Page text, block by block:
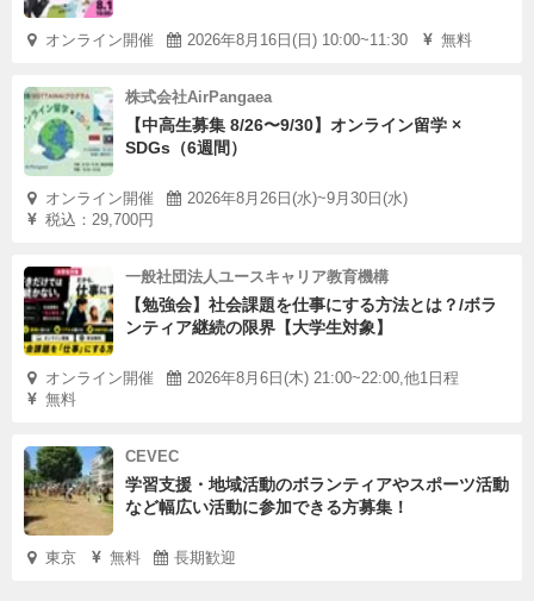
オンライン開催 2026年8月16日(日) 10:00~11:30 無料
株式会社AirPangaea
【中高生募集 8/26〜9/30】オンライン留学 ×
SDGs（6週間）
オンライン開催
2026年8月26日(水)~9月30日(水)
税込：29,700円
一般社団法人ユースキャリア教育機構
【勉強会】社会課題を仕事にする方法とは？/ボラ
ンティア継続の限界【大学生対象】
オンライン開催
2026年8月6日(木) 21:00~22:00,他1日程
無料
CEVEC
学習支援・地域活動のボランティアやスポーツ活動
など幅広い活動に参加できる方募集！
東京 無料 長期歓迎